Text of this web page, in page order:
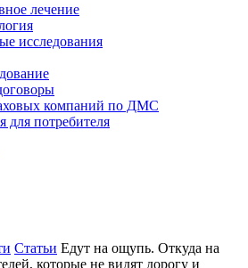
лечение
исследования
компаний по ДМС
потребителя
Статьи Едут на ощупь. Откуда на
которые не видят дорогу и